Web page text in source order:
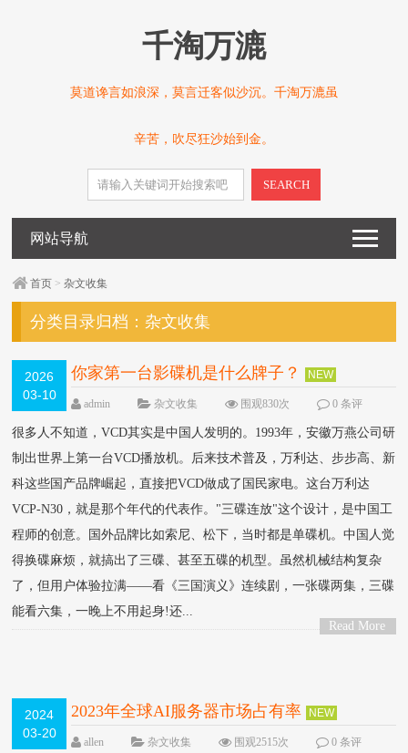
千淘万漉
莫道谗言如浪深，莫言迁客似沙沉。千淘万漉虽
辛苦，吹尽狂沙始到金。
SEARCH
网站导航
首页 >杂文收集
分类目录归档： 杂文收集
2026
03-10
你家第一台影碟机是什么牌子？ NEW
admin 杂文收集 围观830次
0 条评
很多人不知道，VCD其实是中国人发明的。1993年，安徽万燕公司研
制出世界上第一台VCD播放机。后来技术普及，万利达、步步高、新
科这些国产品牌崛起，直接把VCD做成了国民家电。这台万利达
VCP-N30，就是那个年代的代表作。"三碟连放"这个设计，是中国工
程师的创意。国外品牌比如索尼、松下，当时都是单碟机。中国人觉
得换碟麻烦，就搞出了三碟、甚至五碟的机型。虽然机械结构复杂
了，但用户体验拉满——看《三国演义》连续剧，一张碟两集，三碟
能看六集，一晚上不用起身!还...
Read More
2024
03-20
2023年全球AI服务器市场占有率 NEW
allen 杂文收集 围观2515次
0 条评